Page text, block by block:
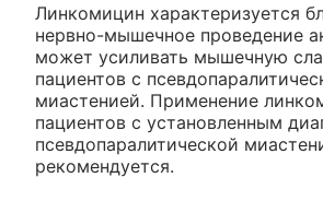
Линкомицин характеризуется
нервно-мышечное проведение
может усиливать мышечную
пациентов с
миастенией. Применение
пациентов с установленным
псевдопаралитической
рекомендуется.